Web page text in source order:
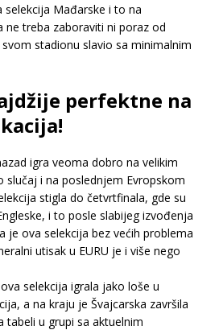
selekcija Mađarske i to na
ne treba zaboraviti ni poraz od
stadionu slavio sa minimalnim
perfektne na
igra veoma dobro na velikim
i na poslednjem Evropskom
stigla do četvrtfinala, gde su
i to posle slabijeg izvođenja
je ova selekcija bez većih problema
utisak u EURU je i više nego
selekcija igrala jako loše u
a na kraju je Švajcarska završila
tabeli u grupi sa aktuelnim